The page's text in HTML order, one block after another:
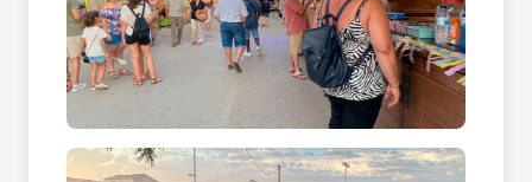
Mont-roig del Camp
La implicació de les entitats locals dota les nits
d'estiu d'una energia única que convida tothom a
ballar sota les estrelles.